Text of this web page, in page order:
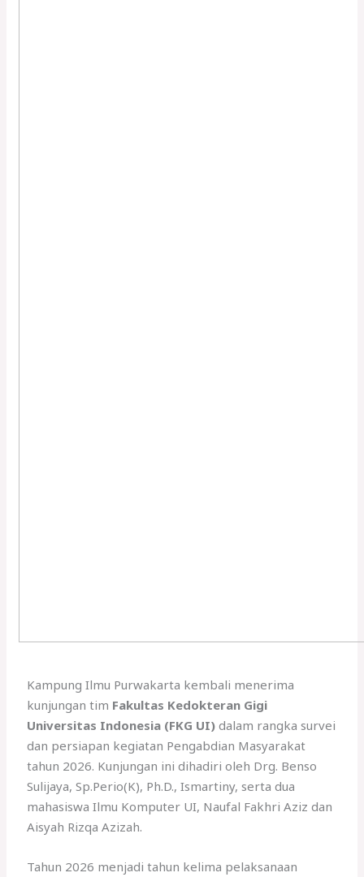
Kampung Ilmu Purwakarta kembali menerima
kunjungan tim Fakultas Kedokteran Gigi
Universitas Indonesia (FKG UI) dalam rangka survei
dan persiapan kegiatan Pengabdian Masyarakat
tahun 2026. Kunjungan ini dihadiri oleh Drg. Benso
Sulijaya, Sp.Perio(K), Ph.D., Ismartiny, serta dua
mahasiswa Ilmu Komputer UI, Naufal Fakhri Aziz dan
Aisyah Rizqa Azizah.
Tahun 2026 menjadi tahun kelima pelaksanaan